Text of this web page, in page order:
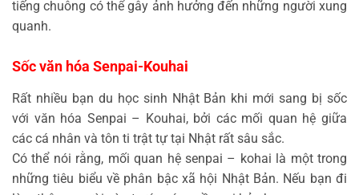
tiếng chuông có thể gây ảnh hưởng đến những người xung
quanh.
Sốc văn hóa Senpai-Kouhai
Rất nhiều bạn du học sinh Nhật Bản khi mới sang bị sốc
với văn hóa Senpai – Kouhai, bởi các mối quan hệ giữa
các cá nhân và tôn ti trật tự tại Nhật rất sâu sắc.
Có thể nói rằng, mối quan hệ senpai – kohai là một trong
những tiêu biểu về phân bậc xã hội Nhật Bản. Nếu bạn đi